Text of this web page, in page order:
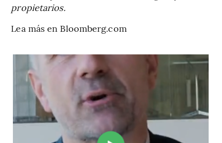
propietarios.
Lea más en Bloomberg.com